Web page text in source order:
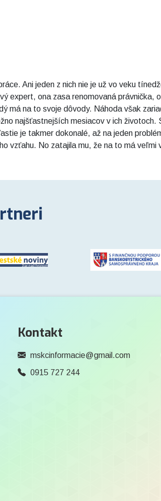
Ani jeden z nich nie je už vo veku
expert, ona zasa renomovaná právnička,
má na to svoje dôvody. Náhoda však
najšťastnejších mesiacov v ich životoch.
je takmer dokonalé, až na jeden
vzťahu. No zatajila mu, že na to má veľmi
Kontakt
mskcinformacie@gmail.com
0915 727 244